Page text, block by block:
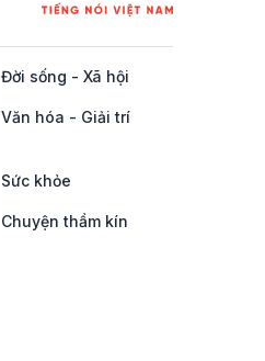
Đời sống - Xã hội
Văn hóa - Giải trí
Sức khỏe
Chuyện thầm kín